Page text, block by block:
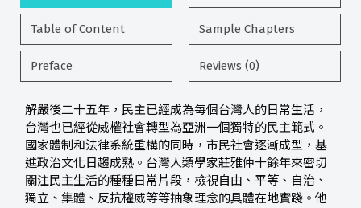
Table of Content Sample Chapters
Preface Reviews (0)
解嚴後二十五年，民主已經成為每個台灣人的日常生活，
台灣也已經從威權社會轉型為亞洲一個獨特的民主範式。
國家體制和法律系統重構的同時，市民社會逐漸成型，基
進政治文化日趨成熟。台灣人類學家莊雅仲十餘年來密切
關注民主生活的種種日常片段，檢視自由、平等、自治、
獨立、集體、反抗權威等等抽象理念的具體在地實踐。他